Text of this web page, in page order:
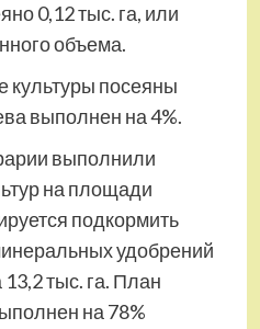
0,12 тыс. га, или
объема.
культуры посеяны
выполнен на 4%.
выполнили
на площади
подкормить
удобрений
тыс. га. План
на 78%